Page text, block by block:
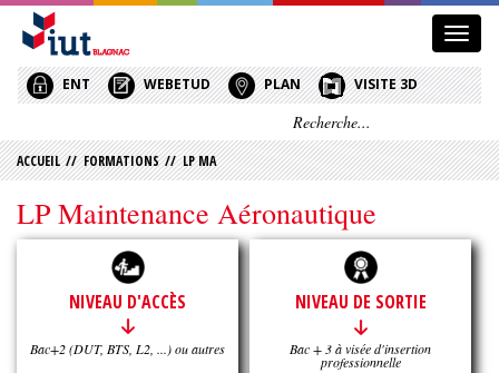
le
menu
ENT WEBETUD PLAN VISITE 3D
ACCUEIL // FORMATIONS // LP MA
LP Maintenance Aéronautique
NIVEAU D'ACCÈS
Bac+2 (DUT, BTS, L2, ...) ou autres
NIVEAU DE SORTIE
Bac + 3 à visée d'insertion
professionnelle